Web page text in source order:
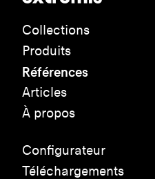
Collections
Produits
Références
Articles
À propos
Configurateur
Téléchargements